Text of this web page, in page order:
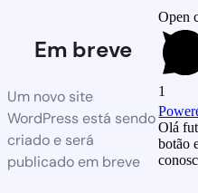
Em breve
Um novo site
WordPress está sendo
criado e será
publicado em breve
Open
1
Olá
botão